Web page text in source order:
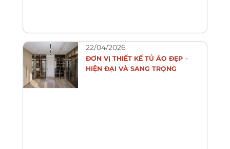
22/04/2026
ĐƠN VỊ THIẾT KẾ TỦ ÁO ĐẸP –
HIỆN ĐẠI VÀ SANG TRỌNG